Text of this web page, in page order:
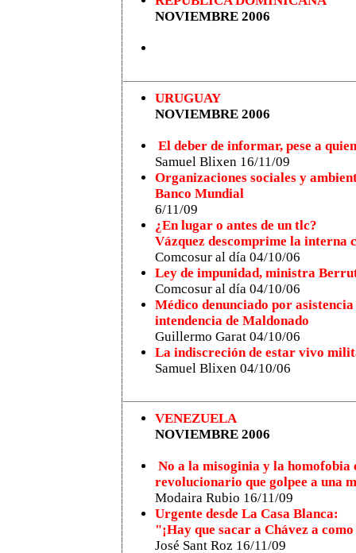
NOVIEMBRE 2006
URUGUAY
NOVIEMBRE 2006
El deber de informar, pese a
Samuel Blixen 16/11/09
Organizaciones sociales y
Banco Mundial
6/11/09
¿En lugar o antes de un tlc?
Vázquez descomprime la interna
Comcosur al día 04/10/06
Ley de impunidad, ministra
Comcosur al día 04/10/06
Médico denunciado por
intendencia de Maldonado
Guillermo Garat 04/10/06
La indiscreción de estar vivo
Samuel Blixen 04/10/06
VENEZUELA
NOVIEMBRE 2006
No a la misoginia y la
revolucionario que golpee a una
Modaira Rubio 16/11/09
Urgente desde La Casa Blanca:
"¡Hay que sacar a Chávez a
José Sant Roz 16/11/09